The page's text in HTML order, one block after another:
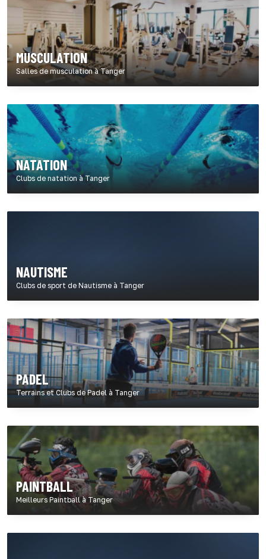
MUSCULATION
Salles de musculation à Tanger
NATATION
Clubs de natation à Tanger
NAUTISME
Clubs de sport de Nautisme à Tanger
PADEL
Terrains et Clubs de Padel à Tanger
PAINTBALL
Meilleurs Paintball à Tanger